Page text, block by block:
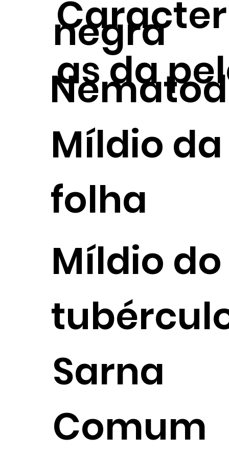
as da
negra
Míldio da
folha
Sarna
Comum
Míldio do